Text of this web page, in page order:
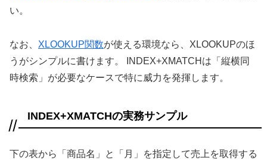
い。
なお、 XLOOKUP関数が使える環境なら、XLOOKUPのほ
うがシンプルに書けます。 INDEX+XMATCHは「縦横同
時検索」が必要なケースで特に威力を発揮します。
INDEX+XMATCHの実務サンプル
下の表から「商品名」と「月」を指定して売上を取得する